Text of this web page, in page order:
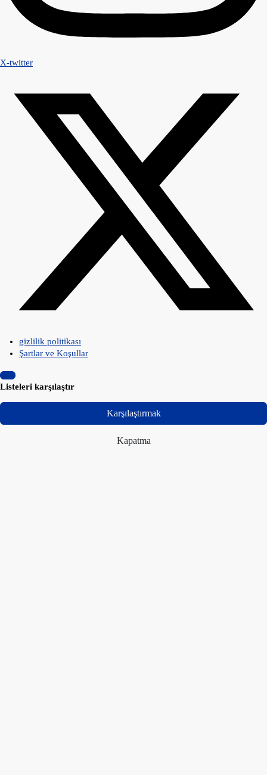
X-twitter
gizlilik politikası
Şartlar ve Koşullar
Listeleri karşılaştır
Karşılaştırmak
Kapatma